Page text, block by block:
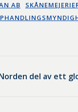
AB
del av ett